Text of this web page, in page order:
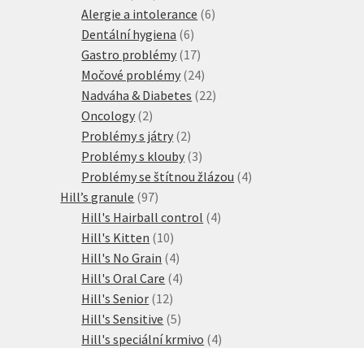
produktů
Alergie a intolerance 66
Dentální hygiena 66
produktů
Gastro problémy 1717
produktů
Močové problémy 2424
produktů
Nadváha & Diabetes 2222
Oncology 22
produkty
Problémy s játry 22
produkty
Problémy s klouby 33
produkty
Problémy se štítnou žlázou 44
Hill’s granule 9797
produktů
Hill's Hairball control 44
Hill's Kitten 1010
produktů
Hill's No Grain 44
produkty
Hill's Oral Care 44
Hill's Senior 1212
produktů
Hill's Sensitive 55
produktů
Hill's speciální krmivo 44